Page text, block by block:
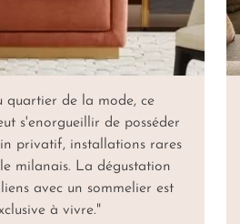
quartier de la mode, ce
s'enorgueillir de posséder
privatif, installations rares
milanais. La dégustation
avec un sommelier est
à vivre."